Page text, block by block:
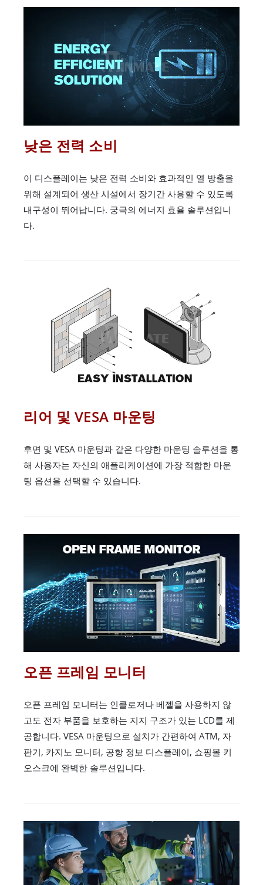
낮은 전력 소비
이 디스플레이는 낮은 전력 소비와 효과적인 열 방출을
위해 설계되어 생산 시설에서 장기간 사용할 수 있도록
내구성이 뛰어납니다. 궁극의 에너지 효율 솔루션입니
다.
리어 및 VESA 마운팅
후면 및 VESA 마운팅과 같은 다양한 마운팅 솔루션을 통
해 사용자는 자신의 애플리케이션에 가장 적합한 마운
팅 옵션을 선택할 수 있습니다.
오픈 프레임 모니터
오픈 프레임 모니터는 인클로저나 베젤을 사용하지 않
고도 전자 부품을 보호하는 지지 구조가 있는 LCD를 제
공합니다. VESA 마운팅으로 설치가 간편하여 ATM, 자
판기, 카지노 모니터, 공항 정보 디스플레이, 쇼핑몰 키
오스크에 완벽한 솔루션입니다.